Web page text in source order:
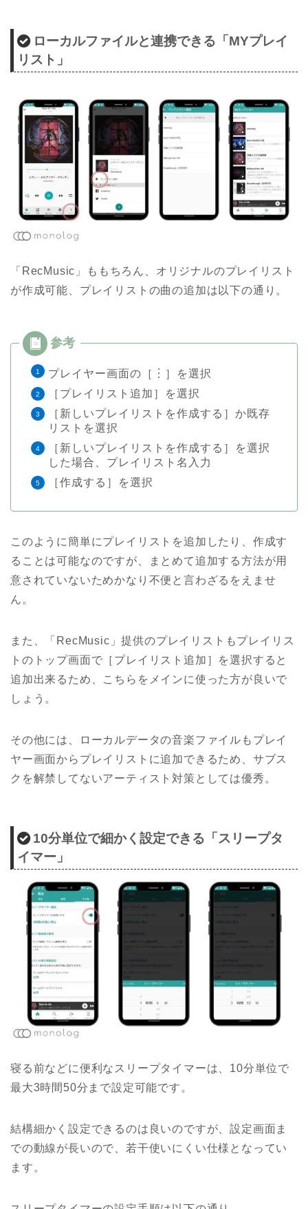
ローカルファイルと連携できる「MYプレイ
リスト」
「RecMusic」ももちろん、オリジナルのプレイリスト
が作成可能、プレイリストの曲の追加は以下の通り。
プレイヤー画面の［︙］を選択
［プレイリスト追加］を選択
［新しいプレイリストを作成する］か既存
リストを選択
［新しいプレイリストを作成する］を選択
した場合、プレイリスト名入力
［作成する］を選択
このように簡単にプレイリストを追加したり、作成す
ることは可能なのですが、まとめて追加する方法が用
意されていないためかなり不便と言わざるをえませ
ん。
また、「RecMusic」提供のプレイリストもプレイリス
トのトップ画面で［プレイリスト追加］を選択すると
追加出来るため、こちらをメインに使った方が良いで
しょう。
その他には、ローカルデータの音楽ファイルもプレイ
ヤー画面からプレイリストに追加できるため、サブス
クを解禁してないアーティスト対策としては優秀。
10分単位で細かく設定できる「スリープタ
イマー」
寝る前などに便利なスリープタイマーは、10分単位で
最大3時間50分まで設定可能です。
結構細かく設定できるのは良いのですが、設定画面ま
での動線が長いので、若干使いにくい仕様となってい
ます。